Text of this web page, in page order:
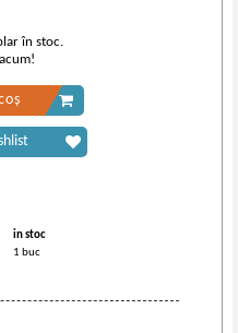
in stoc
1 buc
în stoc.